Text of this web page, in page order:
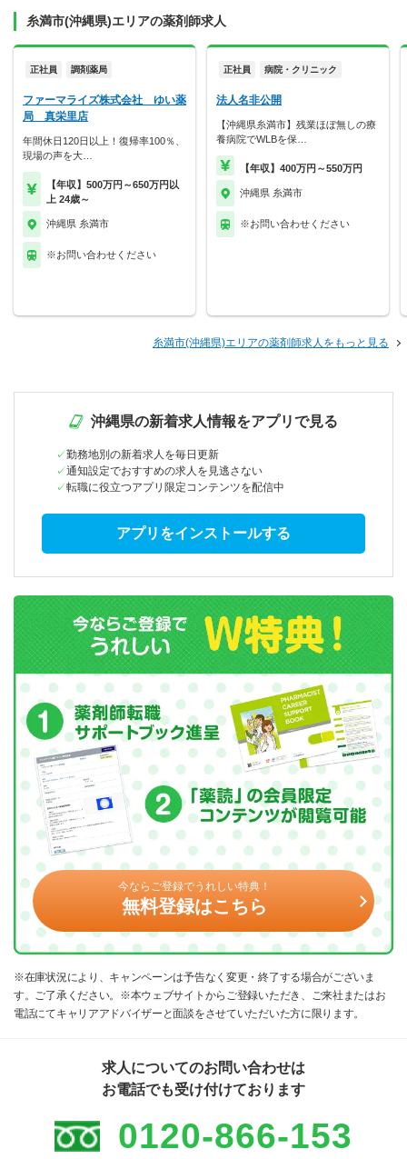
糸満市(沖縄県)エリアの薬剤師求人
正社員 調剤薬局
ファーマライズ株式会社 ゆい薬
局 真栄里店
年間休日120日以上！復帰率100％、
現場の声を大…
【年収】500万円～650万円以
上 24歳～
沖縄県 糸満市
※お問い合わせください
正社員 病院・クリニック
法人名非公開
【沖縄県糸満市】残業ほぼ無しの療
養病院でWLBを保…
【年収】400万円～550万円
沖縄県 糸満市
※お問い合わせください
糸満市(沖縄県)エリアの薬剤師求人をもっと見る
沖縄県の新着求人情報をアプリで見る
勤務地別の新着求人を毎日更新
通知設定でおすすめの求人を見逃さない
転職に役立つアプリ限定コンテンツを配信中
アプリをインストールする
今ならご登録でうれしい特典！
無料登録はこちら
※在庫状況により、キャンペーンは予告なく変更・終了する場合がございま
す。ご了承ください。※本ウェブサイトからご登録いただき、ご来社またはお
電話にてキャリアアドバイザーと面談をさせていただいた方に限ります。
求人についてのお問い合わせは
お電話でも受け付けております
0120-866-153